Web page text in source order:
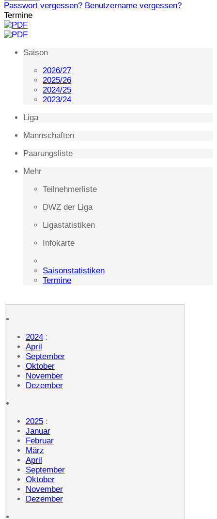
Passwort vergessen? Benutzername vergessen?
Termine
Saison
2026/27
2025/26
2024/25
2023/24
Liga
Mannschaften
Paarungsliste
Mehr
Teilnehmerliste
DWZ der Liga
Ligastatistiken
Infokarte
Saisonstatistiken
Termine
2024:
April
September
Oktober
November
Dezember
2025:
Januar
Februar
März
April
September
Oktober
November
Dezember